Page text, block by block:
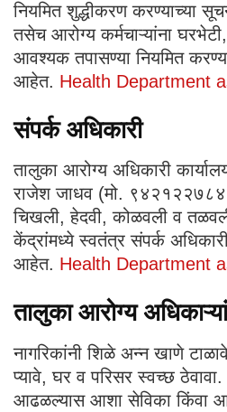
नियमित शुद्धीकरण करण्याच्या
तसेच आरोग्य कर्मचाऱ्यांना
आवश्यक तपासण्या नियमित
आहेत. Health Department
संपर्क अधिकारी
तालुका आरोग्य अधिकारी
राजेश जाधव (मो.
चिखली, हेदवी, कोळवली व
केंद्रांमध्ये स्वतंत्र संपर्क
आहेत. Health Department
तालुका आरोग्य
नागरिकांनी शिळे अन्न खाणे
प्यावे, घर व परिसर स्वच्छ
आढळल्यास आशा सेविका किंवा